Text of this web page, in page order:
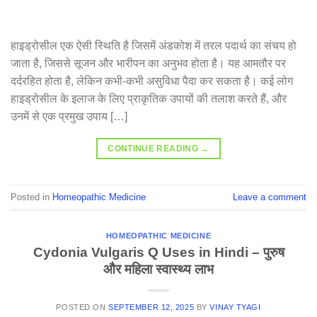
हाइड्रोसील एक ऐसी स्थिति है जिसमें अंडकोश में तरल पदार्थ का संचय हो
जाता है, जिससे सूजन और भारीपन का अनुभव होता है। यह आमतौर पर
दर्दरहित होता है, लेकिन कभी-कभी असुविधा पैदा कर सकता है। कई लोग
हाइड्रोसील के इलाज के लिए प्राकृतिक उपायों की तलाश करते हैं, और
उनमें से एक प्रमुख उपाय […]
CONTINUE READING →
Posted in Homeopathic Medicine Leave a comment
HOMEOPATHIC MEDICINE
Cydonia Vulgaris Q Uses in Hindi – पुरुष
और महिला स्वास्थ्य लाभ
POSTED ONSEPTEMBER 12, 2025 BYVINAY TYAGI